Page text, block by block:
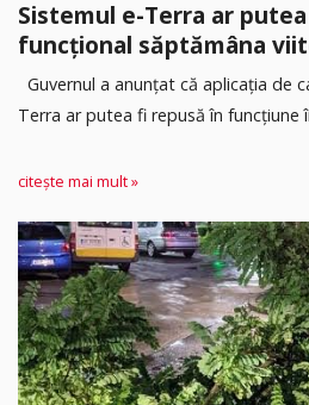
Sistemul e-Terra ar
funcțional săptămâna
Guvernul a anunțat că aplicația de
Terra ar putea fi repusă în funcțiune
citește mai mult »